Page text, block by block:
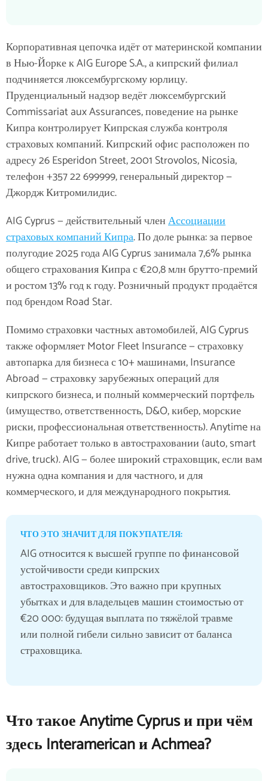
Корпоративная цепочка идёт от материнской компании
в Нью-Йорке к AIG Europe S.A., а кипрский филиал
подчиняется люксембургскому юрлицу.
Пруденциальный надзор ведёт люксембургский
Commissariat aux Assurances, поведение на рынке
Кипра контролирует Кипрская служба контроля
страховых компаний. Кипрский офис расположен по
адресу 26 Esperidon Street, 2001 Strovolos, Nicosia,
телефон +357 22 699999, генеральный директор —
Джордж Китромилидис.
AIG Cyprus — действительный членАссоциации
страховых компаний Кипра. По доле рынка: за первое
полугодие 2025 года AIG Cyprus занимала 7,6% рынка
общего страхования Кипра с €20,8 млн брутто-премий
и ростом 13% год к году. Розничный продукт продаётся
под брендом Road Star.
Помимо страховки частных автомобилей, AIG Cyprus
также оформляетMotor Fleet Insurance — страховку
автопарка для бизнеса с 10+ машинами,Insurance
Abroad — страховку зарубежных операций для
кипрского бизнеса, и полный коммерческий портфель
(имущество, ответственность, D&O, кибер, морские
риски, профессиональная ответственность). Anytime на
Кипре работает только в автостраховании (auto, smart
drive, truck). AIG — более широкий страховщик, если вам
нужна одна компания и для частного, и для
коммерческого, и для международного покрытия.
ЧТО ЭТО ЗНАЧИТ ДЛЯ ПОКУПАТЕЛЯ:
AIG относится к высшей группе по финансовой
устойчивости среди кипрских
автостраховщиков. Это важно при крупных
убытках и для владельцев машин стоимостью от
€20 000: будущая выплата по тяжёлой травме
или полной гибели сильно зависит от баланса
страховщика.
Что такое Anytime Cyprus и при чём
здесь Interamerican и Achmea?